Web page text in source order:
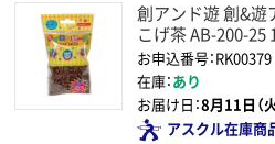
創アンド遊 創&遊
こげ茶 AB-200-25
お申込番号：RK00379
在庫：あり
お届け日：8月11日（火
アスクル在庫商